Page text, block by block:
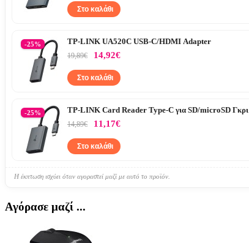
Στο καλάθι
-25% TP-LINK UA520C USB-C/HDMI Adapter
19,89€ 14,92€
Στο καλάθι
-25% TP-LINK Card Reader Type-C για SD/microSD Γκρι
14,89€ 11,17€
Στο καλάθι
Η έκπτωση ισχύει όταν αγοραστεί μαζί με αυτό το προϊόν.
Αγόρασε μαζί ...